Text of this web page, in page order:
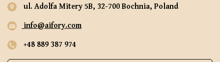
ul. Adolfa Mitery 5B, 32-700 Bochnia, Poland
info@aifory.com
+48 889 387 974